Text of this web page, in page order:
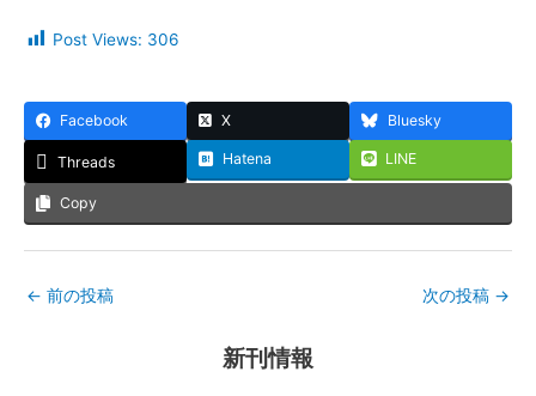
Post Views: 306
Facebook X Bluesky
Threads Hatena LINE
Copy
← 前の投稿 次の投稿 →
新刊情報